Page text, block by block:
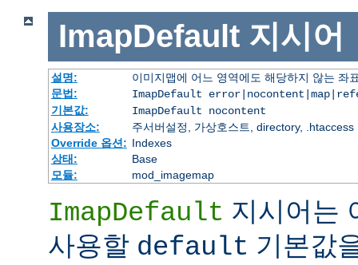
ImapDefault 지시어
설명:
이미지맵에 어느 영역에도 해당하지 않는 좌
문법:
ImapDefault
기본값:
ImapDefault nocontent
사용장소:
주서버설정, 가상호스트, directory, .htaccess
Override 옵션: Indexes
상태:
Base
모듈:
mod_imagemap
ImapDefault 지시어는
사용할 default 기본값